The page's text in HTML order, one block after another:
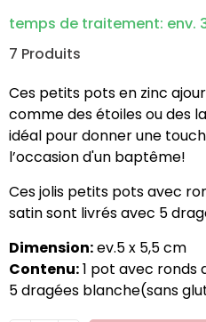
temps de traitement: env.
7 Produits
Ces petits pots en zinc
comme des étoiles ou des
idéal pour donner une
l’occasion d'un baptême!
Ces jolis petits pots avec
satin sont livrés avec 5
Dimension:ev.5 x 5,5 cm
Contenu:1 pot avec ronds
5 dragées blanche(sans